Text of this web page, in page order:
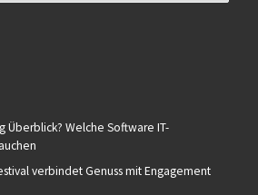
Überblick? Welche Software IT-
verbindet Genuss mit Engagement